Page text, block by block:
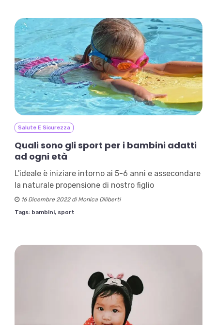
Salute E Sicurezza
Quali sono gli sport per i bambini adatti
ad ogni età
L'ideale è iniziare intorno ai 5-6 anni e assecondare
la naturale propensione di nostro figlio
16 Dicembre 2022 di Monica Diliberti
Tags: bambini, sport